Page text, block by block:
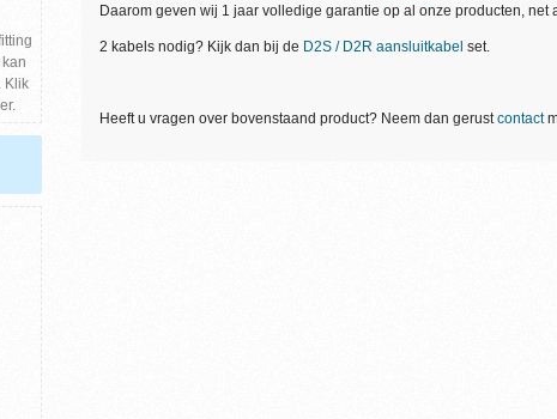
Daarom geven wij 1 jaar volledige garantie op al onze producten, net
2 kabels nodig? Kijk dan bij de D2S / D2R aansluitkabel set.
Heeft u vragen over bovenstaand product? Neem dan gerustcontact
Klik